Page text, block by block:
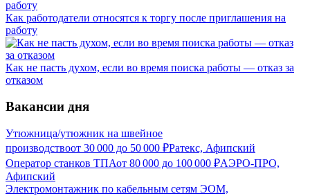
Как работодатели относятся к торгу после приглашения на
работу
Как не пасть духом, если во время поиска работы — отказ за
отказом
Вакансии дня
Утюжница/утюжник на швейное
производствоот 30 000 до 50 000 ₽Ратекс, Афипский
Оператор станков ТПАот 80 000 до 100 000 ₽АЭРО-ПРО,
Афипский
Электромонтажник по кабельным сетям ЭОМ,